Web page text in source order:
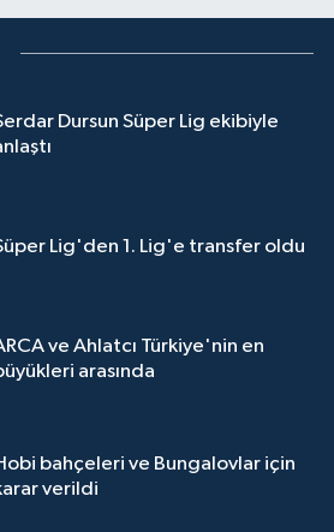
Dursun Süper Lig ekibiyle
Lig'den 1. Lig'e transfer oldu
ve Ahlatcı Türkiye'nin en
arasında
bahçeleri ve Bungalovlar için
verildi